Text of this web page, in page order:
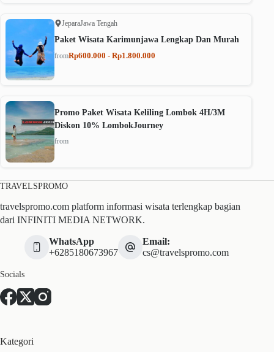
JeparaJawa Tengah
Paket Wisata Karimunjawa Lengkap Dan Murah
fromRp600.000 - Rp1.800.000
Promo Paket Wisata Keliling Lombok 4H/3M
Diskon 10% LombokJourney
from
TRAVELSPROMO
travelspromo.com platform informasi wisata terlengkap bagian
dari INFINITI MEDIA NETWORK.
WhatsApp
+6285180673967
Email:
cs@travelspromo.com
Socials
Kategori